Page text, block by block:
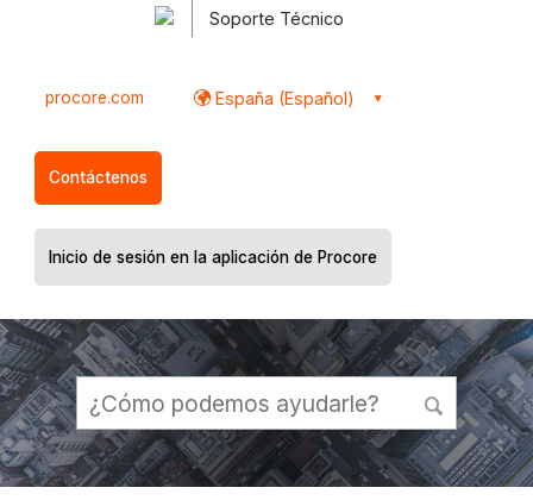
Soporte Técnico
procore.com España (Español)
Contáctenos
Inicio de sesión en la aplicación de Procore